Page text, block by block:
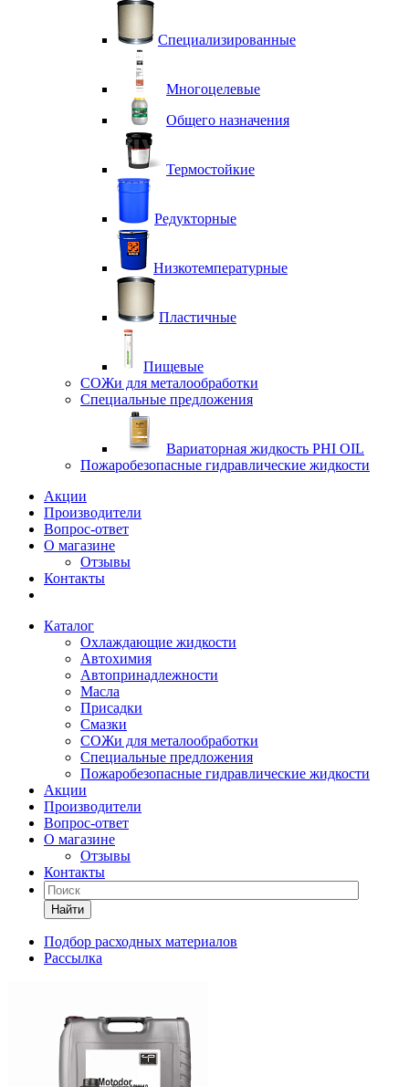
Специализированные
Многоцелевые
Общего назначения
Термостойкие
Редукторные
Низкотемпературные
Пластичные
Пищевые
СОЖи для металообработки
Специальные предложения
Вариаторная жидкость PHI OIL
Пожаробезопасные гидравлические жидкости
Акции
Производители
Вопрос-ответ
О магазине
Отзывы
Контакты
Каталог
Охлаждающие жидкости
Автохимия
Автопринадлежности
Масла
Присадки
Смазки
СОЖи для металообработки
Специальные предложения
Пожаробезопасные гидравлические жидкости
Акции
Производители
Вопрос-ответ
О магазине
Отзывы
Контакты
Найти
Подбор расходных материалов
Рассылка